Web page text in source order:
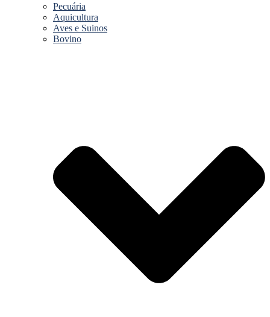
Pecuária
Aquicultura
Aves e Suinos
Bovino